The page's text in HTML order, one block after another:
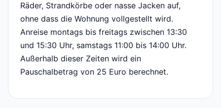
Räder, Strandkörbe oder nasse Jacken auf,
ohne dass die Wohnung vollgestellt wird.
Anreise montags bis freitags zwischen 13:30
und 15:30 Uhr, samstags 11:00 bis 14:00 Uhr.
Außerhalb dieser Zeiten wird ein
Pauschalbetrag von 25 Euro berechnet.